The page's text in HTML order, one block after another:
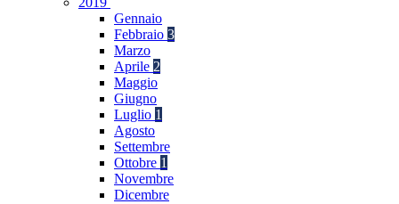
Gennaio
Febbraio 3
Marzo
Aprile 2
Maggio
Giugno
Luglio 1
Agosto
Settembre
Ottobre 1
Novembre
Dicembre